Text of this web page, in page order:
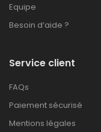
Equipe
Besoin d’aide ?
Service client
FAQs
Paiement sécurisé
Mentions légales